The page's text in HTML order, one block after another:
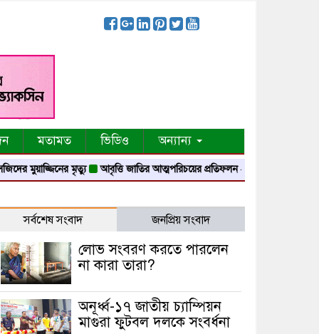
মতামত ভিডিও অন্যান্য
মৃত্যু আবৃত্তি জাতির আত্মপরিচয়ের প্রতিফলন — সংস্কৃতি মন্ত্রী
সর্বশেষ সংবাদ জনপ্রিয় সংবাদ
লোভ সংবরণ করতে পারলেন
না কারা তারা?
অনূর্ধ্ব-১৭ জাতীয় চ্যাম্পিয়ন
মাগুরা ফুটবল দলকে সংবর্ধনা